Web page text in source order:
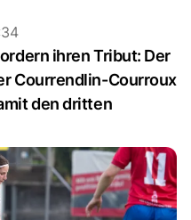
ihren Tribut: Der
Courrendlin-Courroux
den dritten